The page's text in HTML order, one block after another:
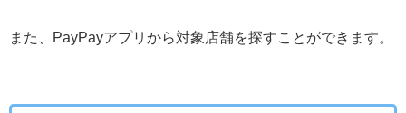
また、PayPayアプリから対象店舗を探すことができます。